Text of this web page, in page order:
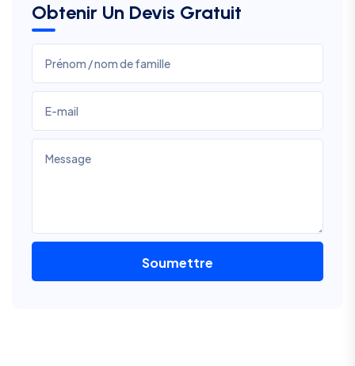
Obtenir Un Devis Gratuit
Soumettre